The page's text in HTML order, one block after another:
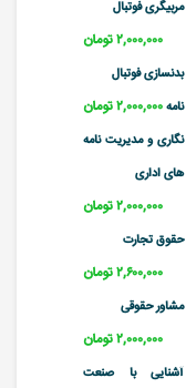
مربیگری فوتبال
۲,۰۰۰,۰۰۰ تومان
بدنسازی فوتبال
۲,۰۰۰,۰۰۰ توماننامه
نگاری و مدیریت نامه
های اداری
۲,۰۰۰,۰۰۰ تومان
حقوق تجارت
۲,۶۰۰,۰۰۰ تومان
مشاور حقوقی
۲,۰۰۰,۰۰۰ تومان
آشنایی با صنعت